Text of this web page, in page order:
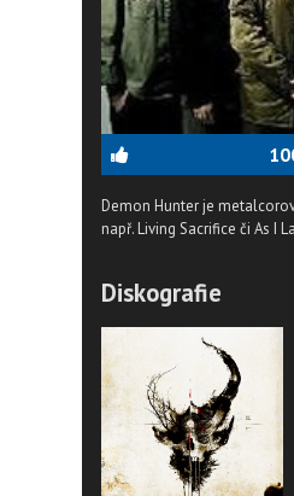
Demon Hunter je
např. Living Sacrifice či As I
Diskografie